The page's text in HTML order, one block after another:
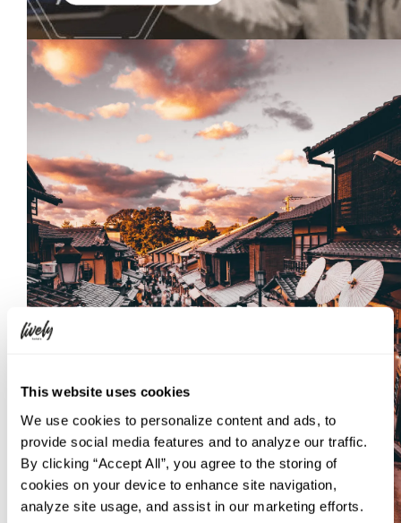
This website uses cookies
We use cookies to personalize content and ads, to
provide social media features and to analyze our traffic.
By clicking “Accept All”, you agree to the storing of
cookies on your device to enhance site navigation,
analyze site usage, and assist in our marketing efforts.